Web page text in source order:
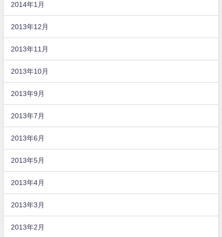
2014年1月
2013年12月
2013年11月
2013年10月
2013年9月
2013年7月
2013年6月
2013年5月
2013年4月
2013年3月
2013年2月